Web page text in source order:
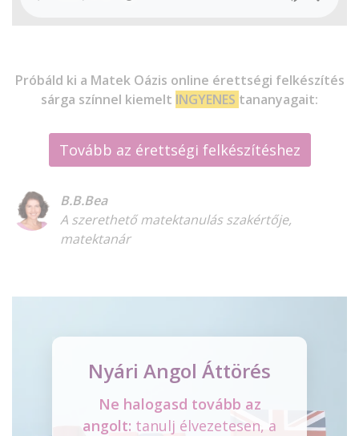
Próbáld ki a Matek Oázis online érettségi felkészítés
sárga színnel kiemelt INGYENES tananyagait:
Tovább az érettségi felkészítéshez
B.B.Bea
A szerethető matektanulás szakértője,
matektanár
Nyári Angol Áttörés
Ne halogasd tovább az
angolt: tanulj élvezetesen, a